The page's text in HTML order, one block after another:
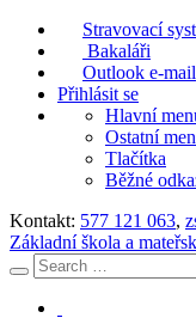
Stravovací
Bakaláři
Outlook e-mail
Přihlásit se
Hlavní
Ostatní
Tlačítka
Běžné
Kontakt: 577 121 063,
Základní škola a